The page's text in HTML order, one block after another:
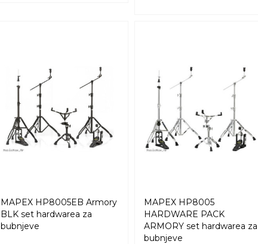
MAPEX HP8005EB Armory
BLK set hardwarea za
bubnjeve
MAPEX HP8005
HARDWARE PACK
ARMORY set hardwarea za
bubnjeve